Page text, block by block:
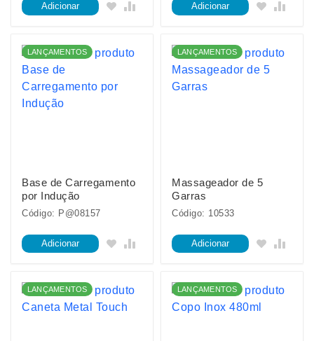
Adicionar Adicionar
LANÇAMENTOS
Base de Carregamento
por Indução
Código: P@08157
Adicionar
LANÇAMENTOS
Massageador de 5
Garras
Código: 10533
Adicionar
LANÇAMENTOS LANÇAMENTOS